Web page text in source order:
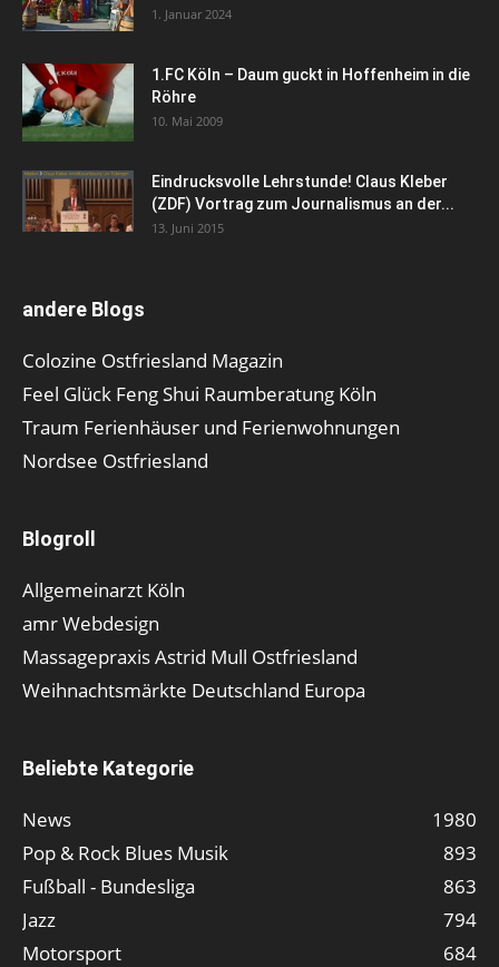
1. Januar 2024
1.FC Köln – Daum guckt in Hoffenheim in die
Röhre
10. Mai 2009
Eindrucksvolle Lehrstunde! Claus Kleber
(ZDF) Vortrag zum Journalismus an der...
13. Juni 2015
andere Blogs
Colozine Ostfriesland Magazin
Feel Glück Feng Shui Raumberatung Köln
Traum Ferienhäuser und Ferienwohnungen
Nordsee Ostfriesland
Blogroll
Allgemeinarzt Köln
amr Webdesign
Massagepraxis Astrid Mull Ostfriesland
Weihnachtsmärkte Deutschland Europa
Beliebte Kategorie
News
1980
Pop & Rock Blues Musik
893
Fußball - Bundesliga
863
Jazz
794
Motorsport
684